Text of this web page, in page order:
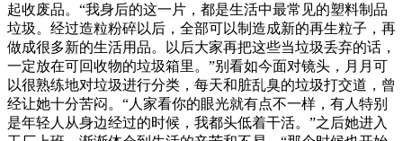
起收废品。“我身后的这一片，都是生活中最常见的塑料制品
垃圾。经过造粒粉碎以后，全部可以制造成新的再生粒子，再
做成很多新的生活用品。以后大家再把这些当垃圾丢弃的话，
一定放在可回收物的垃圾箱里。”别看如今面对镜头，月月可
以很熟练地对垃圾进行分类，每天和脏乱臭的垃圾打交道，曾
经让她十分苦闷。“人家看你的眼光就有点不一样，有人特别
是年轻人从身边经过的时候，我都头低着干活。”之后她进入